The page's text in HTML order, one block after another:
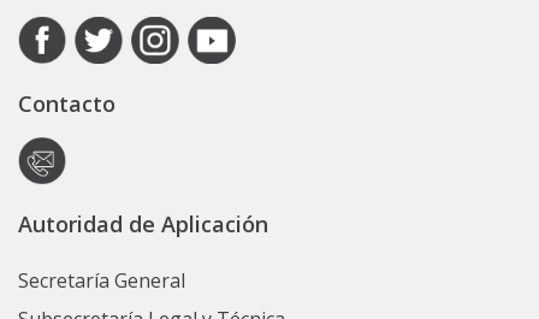
Contacto
Autoridad de Aplicación
Secretaría General